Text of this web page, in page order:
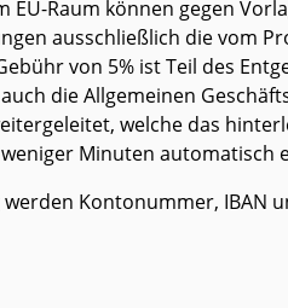
EU-Raum können gegen
ausschließlich die vom
von 5% ist Teil des
die Allgemeinen
welche das
Minuten automatisch
Kontonummer, IBAN